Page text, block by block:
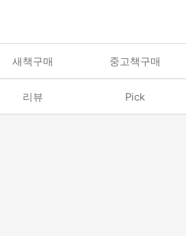
새책구매 중고책구매
리뷰 Pick